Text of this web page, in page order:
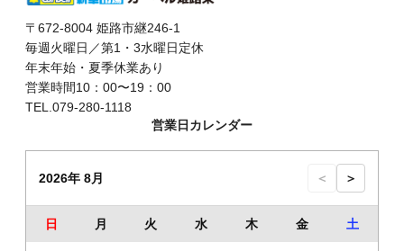
〒672-8004 姫路市継246-1
毎週火曜日／第1・3水曜日定休
年末年始・夏季休業あり
営業時間10：00〜19：00
TEL.079-280-1118
営業日カレンダー
2026年 8月 ＜ ＞
日 月 火 水 木 金 土